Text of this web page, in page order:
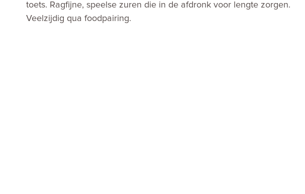
toets. Ragfijne, speelse zuren die in de afdronk voor lengte zorgen.
Veelzijdig qua foodpairing.